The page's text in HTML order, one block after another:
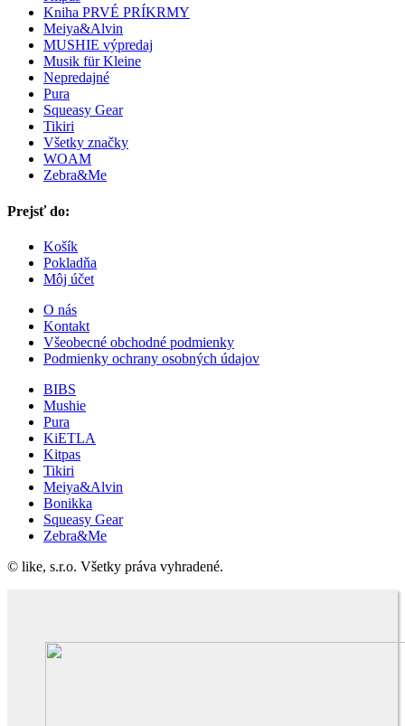
Kniha PRVÉ PRÍKRMY
Meiya&Alvin
MUSHIE výpredaj
Musik für Kleine
Nepredajné
Pura
Squeasy Gear
Tikiri
Všetky značky
WOAM
Zebra&Me
Prejsť do:
Košík
Pokladňa
Môj účet
O nás
Kontakt
Všeobecné obchodné podmienky
Podmienky ochrany osobných údajov
BIBS
Mushie
Pura
KiETLA
Kitpas
Tikiri
Meiya&Alvin
Bonikka
Squeasy Gear
Zebra&Me
© like, s.r.o. Všetky práva vyhradené.